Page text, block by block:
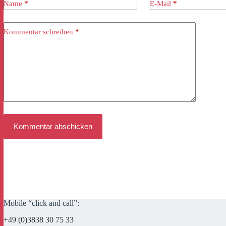
Name * E-Mail *
Kommentar schreiben *
Kommentar abschicken
Mobile “click and call”:
+49 (0)3838 30 75 33